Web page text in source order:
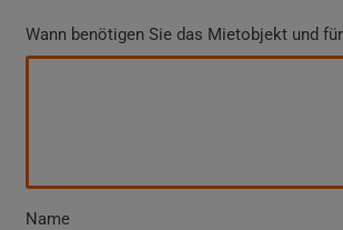
Wann benötigen Sie das Mietobjekt und
Name